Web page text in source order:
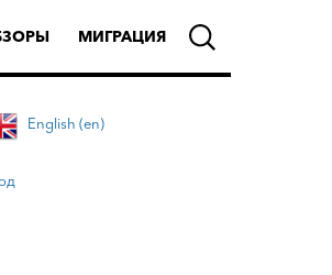
МИГРАЦИЯ
English (en)